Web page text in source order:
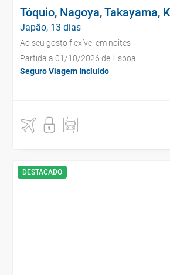
Tóquio, Nagoya, Takayama,
Japão, 13 dias
Ao seu gosto flexível em noites
Partida a 01/10/2026 de Lisboa
Seguro Viagem Incluído
DESTACADO